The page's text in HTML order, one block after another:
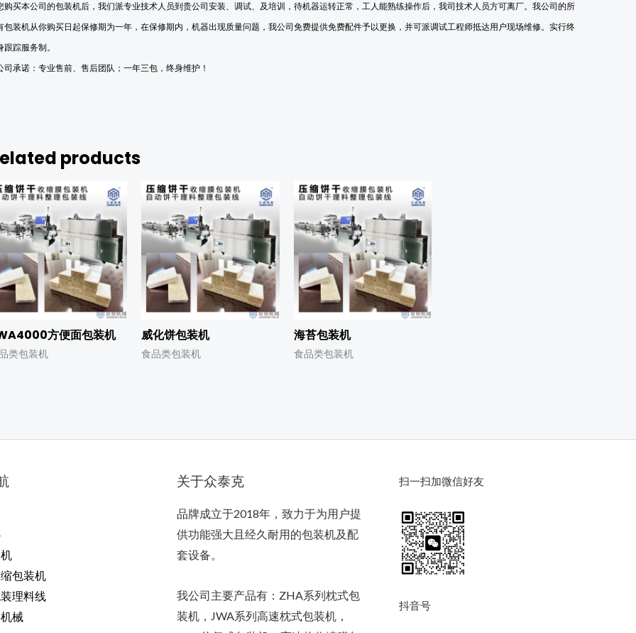
购买本公司的包装机后，我们派专业技术人员到贵公司安装、调试、及培训 ，待机器运转正常，工人能熟练操作后，我司技术人员方可离厂。我公司的所
包装机从你购买日起保修期为一年，在保修期内， 机器出现质量问题， 我公司免费提供免费配件予以更换 ， 并可派调试工程师抵达用户现场维修。实行终
跟踪服务制。
司承诺：专业售前、售后团队 ；一年三包，终身维护 ！
products
方便面包装机
类包装机
威化饼包装机
食品类包装机
海苔包装机
食品类包装机
包装机
理料线
械
关于众泰克
品牌成立于2018年，致力于为用户提
供功能强大且经久耐用的包装机及配
套设备。
我公司主要产品有：ZHA系列枕式包
装机，JWA系列高速枕式包装机，
扫一扫加微信好友
抖音号